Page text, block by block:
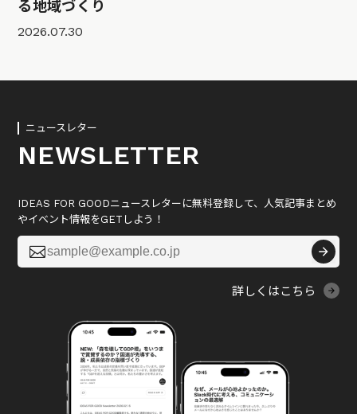
る地域づくり
2026.07.30
ニュースレター
NEWSLETTER
IDEAS FOR GOODニュースレターに無料登録して、人気記事まとめ
やイベント情報をGETしよう！

詳しくはこちら